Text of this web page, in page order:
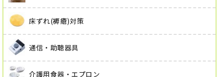
床ずれ(褥瘡)対策
通信・助聴器具
介護用食器・エプロン